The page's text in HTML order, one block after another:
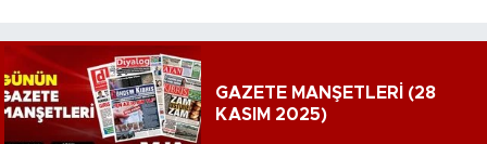
GAZETE MANŞETLERİ (28
KASIM 2025)